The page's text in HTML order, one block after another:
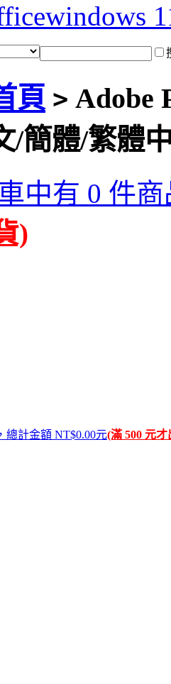
windows
頁 > Adobe
/簡體/繁體
中有 0 件
)
總計金額 NT$0.00元(滿 500 元才